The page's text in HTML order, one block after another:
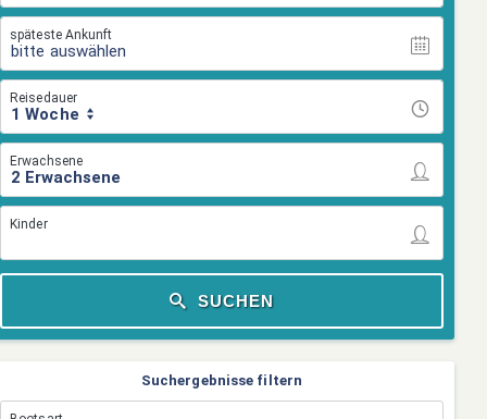
späteste Ankunft
bitte auswählen
Reisedauer
1 Woche
Erwachsene
Kinder
SUCHEN
Suchergebnisse filtern